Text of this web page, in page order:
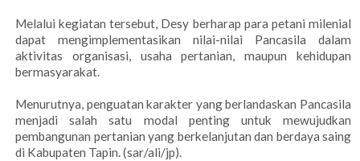
Melalui kegiatan tersebut, Desy berharap para petani milenial
dapat mengimplementasikan nilai-nilai Pancasila dalam
aktivitas organisasi, usaha pertanian, maupun kehidupan
bermasyarakat.
Menurutnya, penguatan karakter yang berlandaskan Pancasila
menjadi salah satu modal penting untuk mewujudkan
pembangunan pertanian yang berkelanjutan dan berdaya saing
di Kabupaten Tapin. (sar/ali/jp).